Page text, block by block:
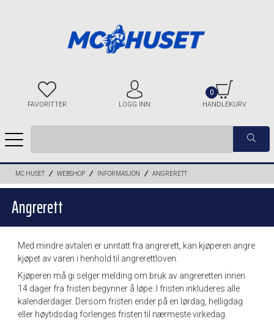
FAVORITTER LOGG INN HANDLEKURV
0
MC HUSET WEBSHOP INFORMASJON ANGRERETT
Angrerett
Med mindre avtalen er unntatt fra angrerett, kan kjøperen angre
kjøpet av varen i henhold til angrerettloven.
Kjøperen må gi selger melding om bruk av angreretten innen
14 dager fra fristen begynner å løpe. I fristen inkluderes alle
kalenderdager. Dersom fristen ender på en lørdag, helligdag
eller høytidsdag forlenges fristen til nærmeste virkedag.